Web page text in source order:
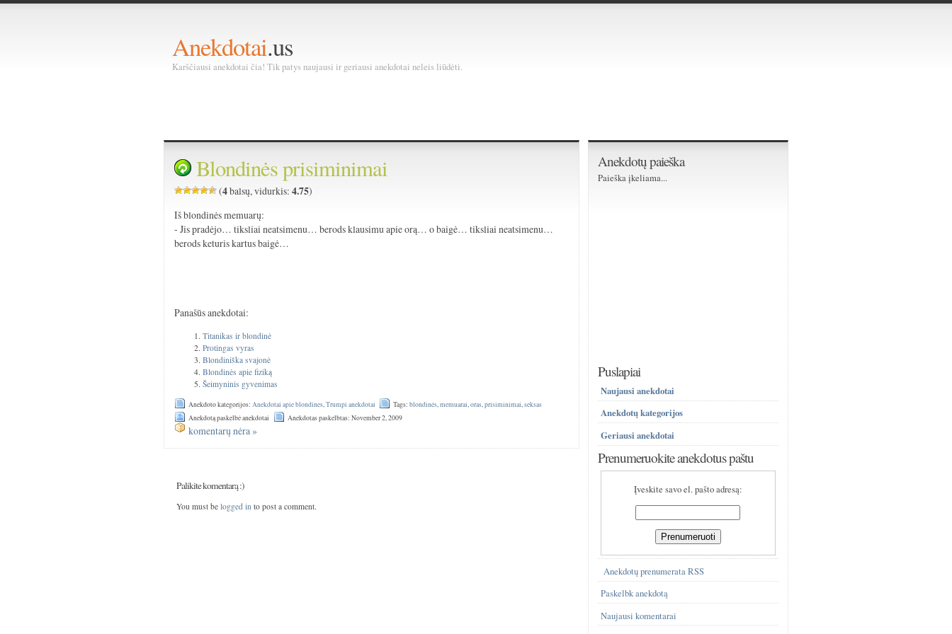
Anekdotai.us
Karščiausi anekdotai čia! Tik patys naujausi ir geriausi anekdotai neleis liūdėti.
Blondinės prisiminimai
(4balsų, vidurkis:4.75)
Iš blondinės memuarų:
- Jis pradėjo… tiksliai neatsimenu… berods klausimu apie orą… o baigė… tiksliai neatsimenu…
berods keturis kartus baigė…
Panašūs anekdotai:
Titanikas ir blondinė
Protingas vyras
Blondiniška svajonė
Blondinės apie fiziką
Šeimyninis gyvenimas
Anekdoto kategorijos:Anekdotai apie blondines,Trumpi anekdotai Tags:blondinės,memuarai,oras,prisiminimai,seksas
Anekdotą paskelbė anekdotai
Anekdotas paskelbtas: November 2, 2009
komentarų nėra »
Palikite komentarą :)
You must be logged into post a comment.
Anekdotų paieška
Paieška įkeliama...
Puslapiai
Naujausi anekdotai
Anekdotų kategorijos
Geriausi anekdotai
Prenumeruokite anekdotus paštu
Įveskite savo el. pašto adresą:
Anekdotų prenumerata RSS
Paskelbk anekdotą
Naujausi komentarai